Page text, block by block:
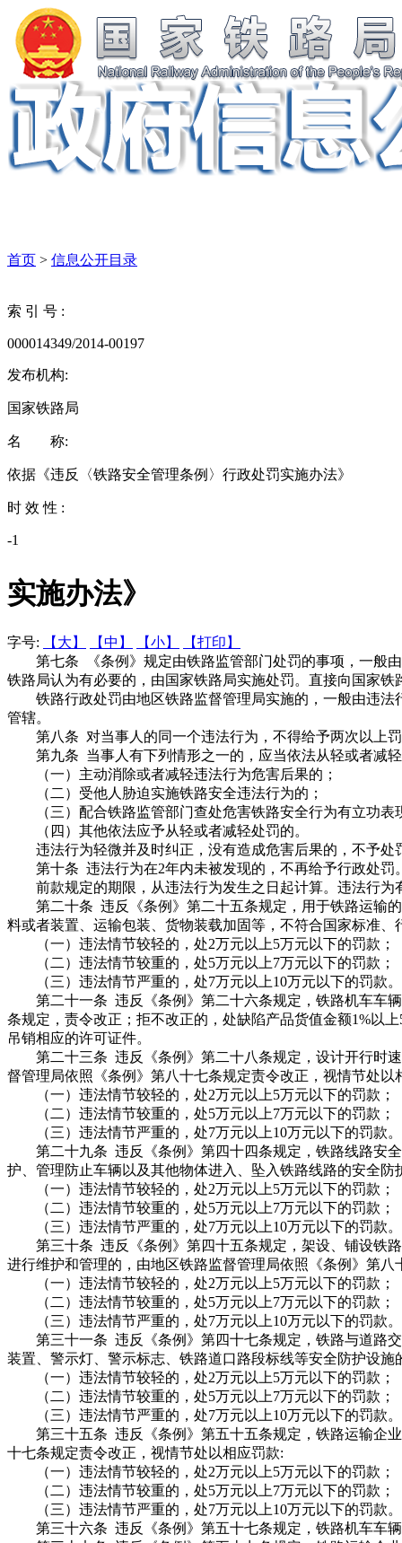
首页 > 信息公开目录
索 引 号 :
000014349/2014-00197
发布机构:
国家铁路局
名 称:
依据《违反〈铁路安全管理条例〉行政处罚实施办法》
时 效 性 :
-1
实施办法》
字号: 【大】 【中】 【小】
【打印】
第七条 《条例》规定由铁路监管部门处罚的事项，一般由
铁路局认为有必要的，由国家铁路局实施处罚。直接向国家
铁路行政处罚由地区铁路监督管理局实施的，一般由违法
管辖。
第八条 对当事人的同一个违法行为，不得给予两次以上罚
第九条 当事人有下列情形之一的，应当依法从轻或者减
（一）主动消除或者减轻违法行为危害后果的；
（二）受他人胁迫实施铁路安全违法行为的；
（三）配合铁路监管部门查处危害铁路安全行为有立功表
（四）其他依法应予从轻或者减轻处罚的。
违法行为轻微并及时纠正，没有造成危害后果的，不予处
第十条 违法行为在2年内未被发现的，不再给予行政处罚
前款规定的期限，从违法行为发生之日起计算。违法行为
第二十条 违反《条例》第二十五条规定，用于铁路运输的
料或者装置、运输包装、货物装载加固等，不符合国家标准
（一）违法情节较轻的，处2万元以上5万元以下的罚款；
（二）违法情节较重的，处5万元以上7万元以下的罚款；
（三）违法情节严重的，处7万元以上10万元以下的罚款。
第二十一条 违反《条例》第二十六条规定，铁路机车车辆
条规定，责令改正；拒不改正的，处缺陷产品货值金额1%以
吊销相应的许可证件。
第二十三条 违反《条例》第二十八条规定，设计开行时速
督管理局依照《条例》第八十七条规定责令改正，视情节处以
（一）违法情节较轻的，处2万元以上5万元以下的罚款；
（二）违法情节较重的，处5万元以上7万元以下的罚款；
（三）违法情节严重的，处7万元以上10万元以下的罚款。
第二十九条 违反《条例》第四十四条规定，铁路线路安全
护、管理防止车辆以及其他物体进入、坠入铁路线路的安全
（一）违法情节较轻的，处2万元以上5万元以下的罚款；
（二）违法情节较重的，处5万元以上7万元以下的罚款；
（三）违法情节严重的，处7万元以上10万元以下的罚款。
第三十条 违反《条例》第四十五条规定，架设、铺设铁路
进行维护和管理的，由地区铁路监督管理局依照《条例》第
（一）违法情节较轻的，处2万元以上5万元以下的罚款；
（二）违法情节较重的，处5万元以上7万元以下的罚款；
（三）违法情节严重的，处7万元以上10万元以下的罚款。
第三十一条 违反《条例》第四十七条规定，铁路与道路交
装置、警示灯、警示标志、铁路道口路段标线等安全防护设
（一）违法情节较轻的，处2万元以上5万元以下的罚款；
（二）违法情节较重的，处5万元以上7万元以下的罚款；
（三）违法情节严重的，处7万元以上10万元以下的罚款。
第三十五条 违反《条例》第五十五条规定，铁路运输企业
十七条规定责令改正，视情节处以相应罚款:
（一）违法情节较轻的，处2万元以上5万元以下的罚款；
（二）违法情节较重的，处5万元以上7万元以下的罚款；
（三）违法情节严重的，处7万元以上10万元以下的罚款。
第三十六条 违反《条例》第五十七条规定，铁路机车车辆